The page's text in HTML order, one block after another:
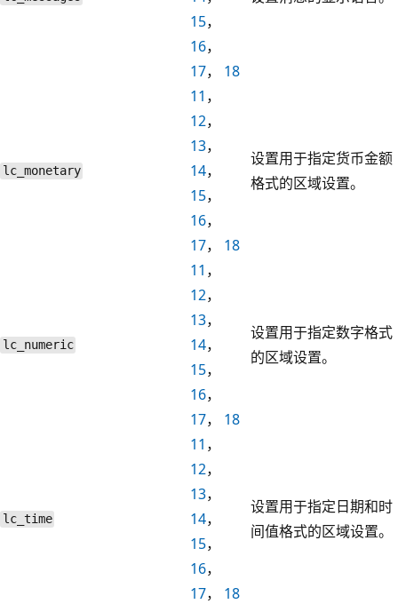
15，
16，
17， 18
lc_monetary
11 ，
12，
13，
14，
15，
16，
17， 18
设置用于指定货币金额
格式的区域设置。
lc_numeric
11 ，
12，
13，
14，
15，
16，
17， 18
设置用于指定数字格式
的区域设置。
lc_time
11 ，
12，
13，
14，
15，
16，
17， 18
设置用于指定日期和时
间值格式的区域设置。